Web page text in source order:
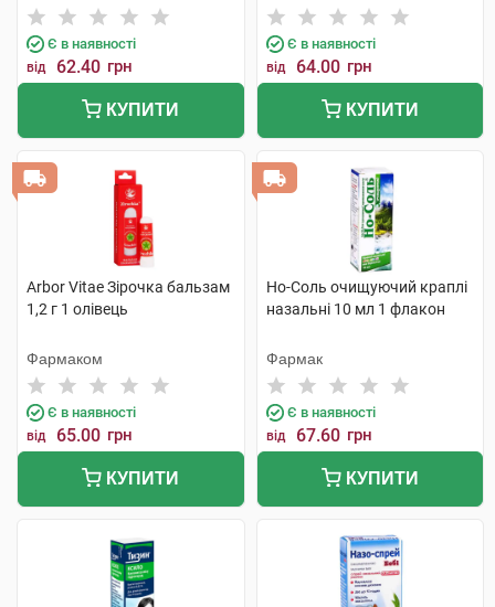
Є в наявності
від 62.40 грн
КУПИТИ
Є в наявності
від 64.00 грн
КУПИТИ
Arbor Vitae Зірочка бальзам
1,2 г 1 олівець
Фармаком
Є в наявності
від 65.00 грн
КУПИТИ
Но-Соль очищуючий краплі
назальні 10 мл 1 флакон
Фармак
Є в наявності
від 67.60 грн
КУПИТИ